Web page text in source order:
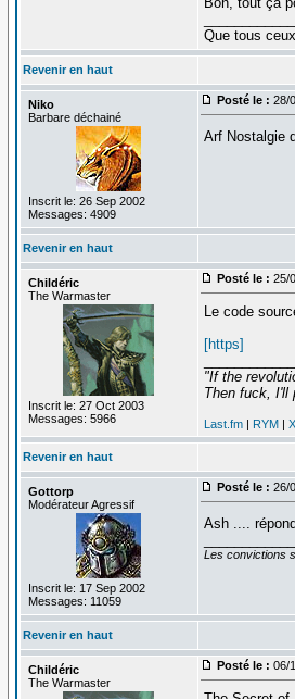
Que tous
Revenir en haut
Niko
Barbare déchainé
Inscrit le: 26 Sep 2002
Messages: 4909
Posté le : 28/
Arf Nostalgie
Revenir en haut
Childéric
The Warmaster
Inscrit le: 27 Oct 2003
Messages: 5966
Posté le : 25/
Le code
[https]
"If the
Then fuck, I'll
Last.fm| RYM|
Revenir en haut
Gottorp
Modérateur Agressif
Inscrit le: 17 Sep 2002
Messages: 11059
Posté le : 26/
Ash ....
Les convictions
Revenir en haut
Childéric
The Warmaster
Posté le : 06/